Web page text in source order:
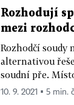
Rozhodují
mezi
Rozhodčí soudy
alternativou
soudní pře.
10. 9. 2021 ▪ 5 min.